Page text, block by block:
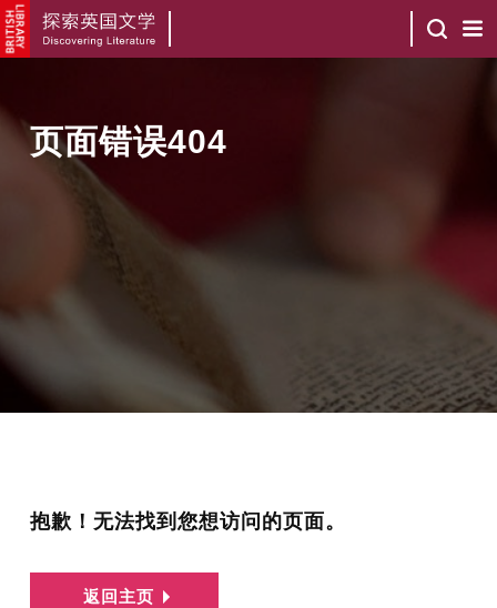
页面错误404
抱歉！无法找到您想访问的页面。
返回主页